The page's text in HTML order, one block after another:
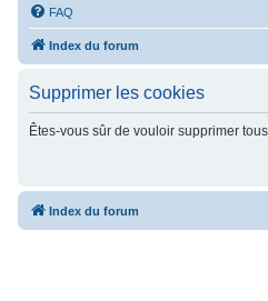
FAQ
Index du forum
Supprimer les cookies
Êtes-vous sûr de vouloir supprimer
Index du forum